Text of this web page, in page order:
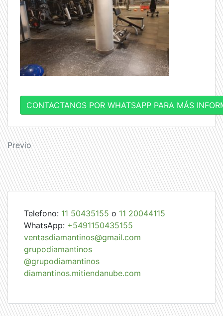
CONTACTANOS POR WHATSAPP PARA MÁS
Navegación
de
entradas
Previo
Telefono: 11 50435155 o 11 20044115
WhatsApp: +5491150435155
ventasdiamantinos@gmail.com
grupodiamantinos
@grupodiamantinos
diamantinos.mitiendanube.com